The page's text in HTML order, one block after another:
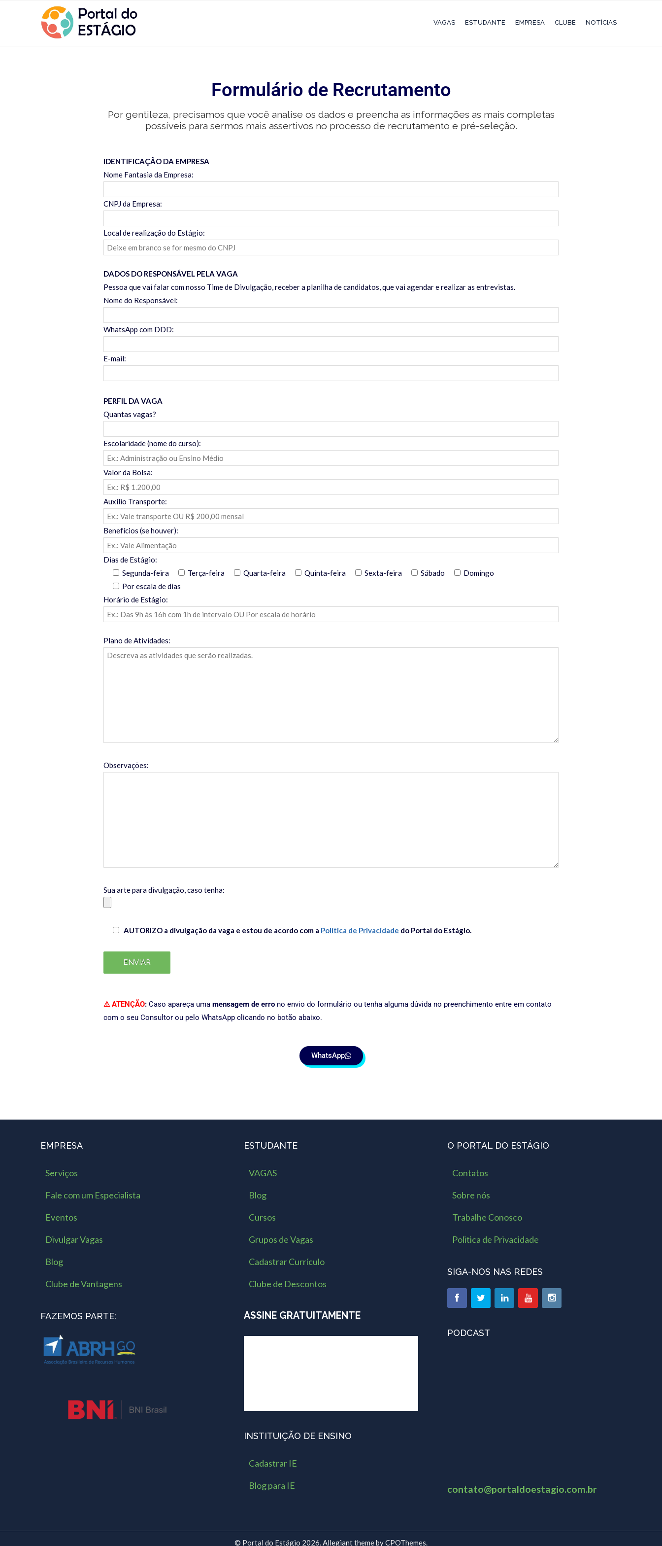
VAGAS ESTUDANTE EMPRESA CLUBE NOTÍCIAS
Formulário de Recrutamento
Por gentileza, precisamos que você analise os dados e preencha as informações as mais completas
possíveis para sermos mais assertivos no processo de recrutamento e pré-seleção.
IDENTIFICAÇÃO DA EMPRESA
Nome Fantasia da Empresa:
CNPJ da Empresa:
Local de realização do Estágio:
DADOS DO RESPONSÁVEL PELA VAGA
Pessoa que vai falar com nosso Time de Divulgação, receber a planilha de candidatos, que vai agendar e realizar as entrevistas.
Nome do Responsável:
WhatsApp com DDD:
E-mail:
PERFIL DA VAGA
Quantas vagas?
Escolaridade (nome do curso):
Valor da Bolsa:
Auxílio Transporte:
Benefícios (se houver):
Dias de Estágio:
Segunda-feira
Terça-feira Quarta-feira Quinta-feira Sexta-feira Sábado
Domingo
Por escala de dias
Horário de Estágio:
Plano de Atividades:
Observações:
Sua arte para divulgação, caso tenha:
AUTORIZO a divulgação da vaga e estou de acordo com a Política de Privacidade do Portal do Estágio.
⚠ ATENÇÃO: Caso apareça uma mensagem de erro no envio do formulário ou tenha alguma dúvida no preenchimento entre em contato
com o seu Consultor ou pelo WhatsApp clicando no botão abaixo.
WhatsApp
EMPRESA
Serviços
Fale com um Especialista
Eventos
Divulgar Vagas
Blog
Clube de Vantagens
FAZEMOS PARTE:
ESTUDANTE
VAGAS
Blog
Cursos
Grupos de Vagas
Cadastrar Currículo
Clube de Descontos
ASSINE GRATUITAMENTE
INSTITUIÇÃO DE ENSINO
Cadastrar IE
Blog para IE
O PORTAL DO ESTÁGIO
Contatos
Sobre nós
Trabalhe Conosco
Politica de Privacidade
SIGA-NOS NAS REDES
PODCAST
contato@portaldoestagio.com.br
© Portal do Estágio 2026.Allegianttheme by CPOThemes.